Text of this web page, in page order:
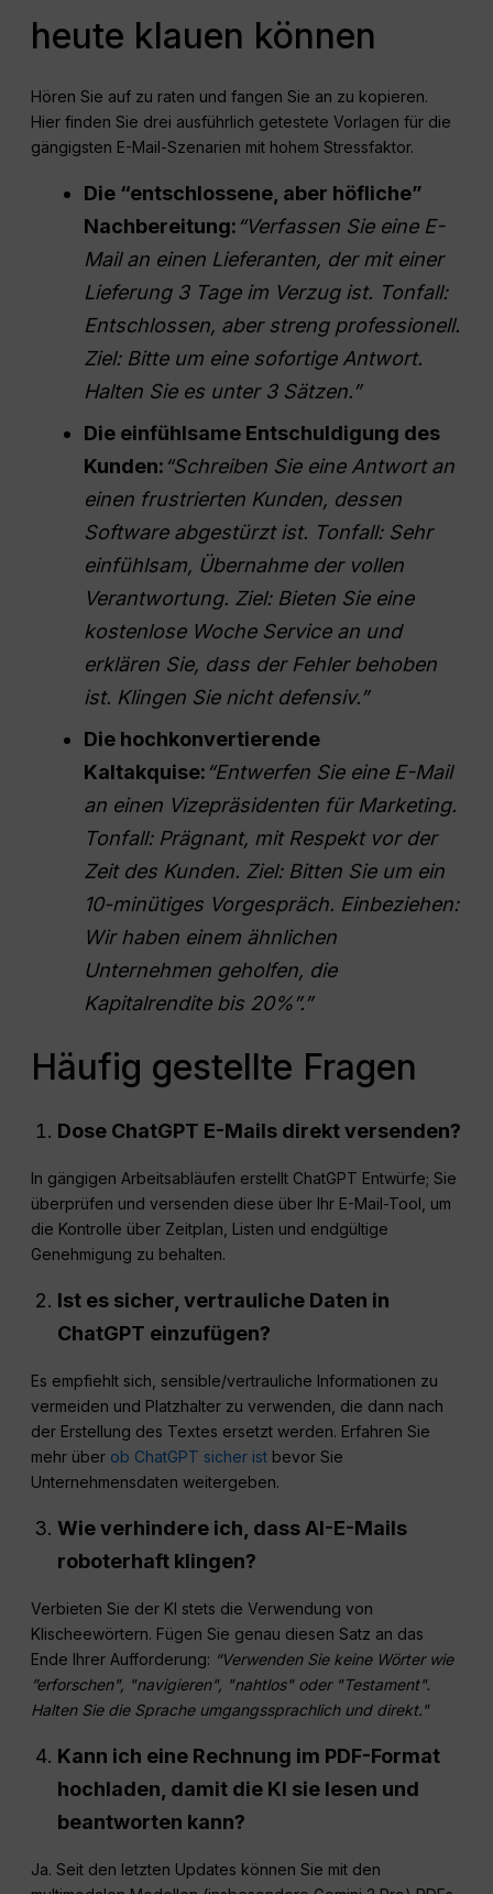
heute klauen können
Hören Sie auf zu raten und fangen Sie an zu kopieren.
Hier finden Sie drei ausführlich getestete Vorlagen für die
gängigsten E-Mail-Szenarien mit hohem Stressfaktor.
Die “entschlossene, aber höfliche”
Nachbereitung: “Verfassen Sie eine E-
Mail an einen Lieferanten, der mit einer
Lieferung 3 Tage im Verzug ist. Tonfall:
Entschlossen, aber streng professionell.
Ziel: Bitte um eine sofortige Antwort.
Halten Sie es unter 3 Sätzen.”
Die einfühlsame Entschuldigung des
Kunden: “Schreiben Sie eine Antwort an
einen frustrierten Kunden, dessen
Software abgestürzt ist. Tonfall: Sehr
einfühlsam, Übernahme der vollen
Verantwortung. Ziel: Bieten Sie eine
kostenlose Woche Service an und
erklären Sie, dass der Fehler behoben
ist. Klingen Sie nicht defensiv.”
Die hochkonvertierende
Kaltakquise: “Entwerfen Sie eine E-Mail
an einen Vizepräsidenten für Marketing.
Tonfall: Prägnant, mit Respekt vor der
Zeit des Kunden. Ziel: Bitten Sie um ein
10-minütiges Vorgespräch. Einbeziehen:
Wir haben einem ähnlichen
Unternehmen geholfen, die
Kapitalrenditebis 20%”.”
Häufig gestellte Fragen
Dose ChatGPT E-Mails direkt versenden?
In gängigen Arbeitsabläufen erstellt ChatGPT Entwürfe; Sie
überprüfen und versenden diese über Ihr E-Mail-Tool, um
die Kontrolle über Zeitplan, Listen und endgültige
Genehmigung zu behalten.
Ist es sicher, vertrauliche Daten in
ChatGPT einzufügen?
Es empfiehlt sich, sensible/vertrauliche Informationen zu
vermeiden und Platzhalter zu verwenden, die dann nach
der Erstellung des Textes ersetzt werden. Erfahren Sie
mehr über ob ChatGPT sicher ist bevor Sie
Unternehmensdaten weitergeben.
Wie verhindere ich, dass AI-E-Mails
roboterhaft klingen?
Verbieten Sie der KI stets die Verwendung von
Klischeewörtern. Fügen Sie genau diesen Satz an das
Ende Ihrer Aufforderung: “Verwenden Sie keine Wörter wie
”erforschen", "navigieren", "nahtlos" oder "Testament".
Halten Sie die Sprache umgangssprachlich und direkt."
Kann ich eine Rechnung im PDF-Format
hochladen, damit die KI sie lesen und
beantworten kann?
Ja. Seit den letzten Updates können Sie mit den